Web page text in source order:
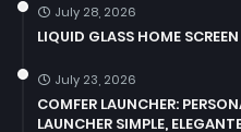
July 28, 2026
LIQUID GLASS HOME
July 23, 2026
COMFER LAUNCHER:
LAUNCHER SIMPLE,